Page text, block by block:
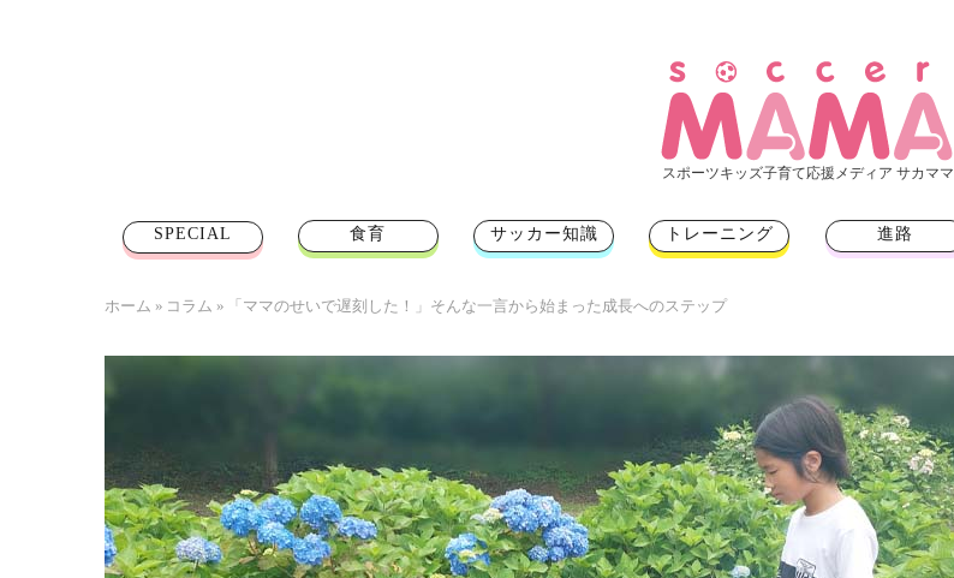
スポーツキッズ子育て応援メディア サカママ
SPECIAL 食育 サッカー知識 トレーニング 進路
ホーム » コラム » 「ママのせいで遅刻した！」そんな一言から始まった成長へのステップ